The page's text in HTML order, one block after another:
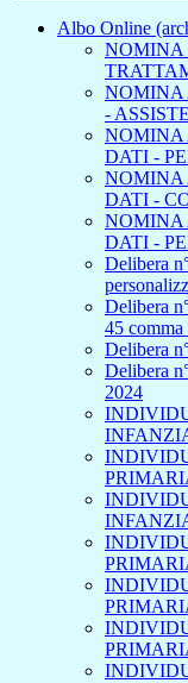
Albo Online
NOMINA
NOMINA
-
NOMINA
DATI -
NOMINA
DATI -
NOMINA
DATI -
Delibera
Delibera
45
Delibera
Delibera
2024